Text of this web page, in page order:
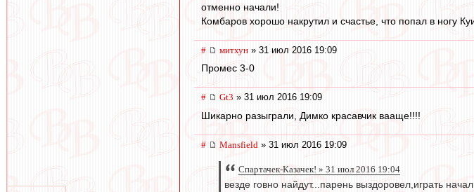
отменно начали!
Комбаров хорошо накрутил и счастье, что попал в ногу
# митхун » 31 июл 2016 19:09
Промес 3-0
# Gt3 » 31 июл 2016 19:09
Шикарно разыграли, Димко красавчик вааще!!!!
# Mansfield » 31 июл 2016 19:09
Спартачек-Казачек! » 31 июл 2016 19:04
везде говно найдут...парень выздоровел,играть